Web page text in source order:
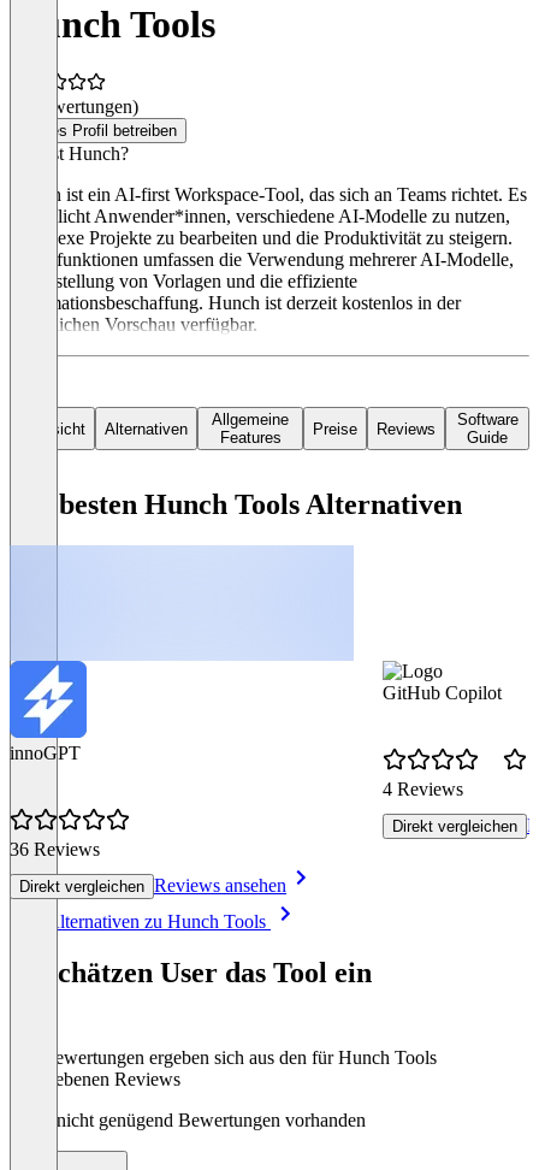
Hunch Tools
(0 Bewertungen)
Dieses Profil betreiben
Was ist Hunch?
Hunch ist ein AI-first Workspace-Tool, das sich an Teams richtet. Es
ermöglicht Anwender*innen, verschiedene AI-Modelle zu nutzen,
komplexe Projekte zu bearbeiten und die Produktivität zu steigern.
Hauptfunktionen umfassen die Verwendung mehrerer AI-Modelle,
die Erstellung von Vorlagen und die effiziente
Informationsbeschaffung. Hunch ist derzeit kostenlos in der
öffentlichen Vorschau verfügbar.
Übersicht Alternativen
Allgemeine
Features
Preise Reviews
Software
Guide
Die besten Hunch Tools Alternativen
innoGPT
36 Reviews
Direkt vergleichen Reviews ansehen
GitHub Copilot
4 Reviews
Direkt vergleichen
Alle Alternativen zu Hunch Tools
So schätzen User das Tool ein
Die Bewertungen ergeben sich aus den für Hunch Tools
abgegebenen Reviews
Noch nicht genügend Bewertungen vorhanden